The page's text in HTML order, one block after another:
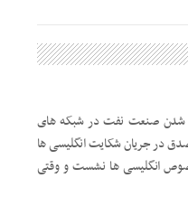
شدن صنعت نفت در شبکه های
در جریان شکایت انگلیسی ها
انگلیسی ها نشست و وقتی